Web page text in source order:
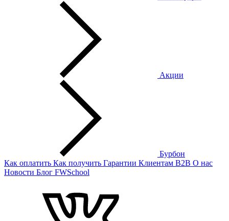
Акции
Бурбон
Как оплатить Как получить Гарантии Клиентам B2B О нас
Новости Блог FWSchool